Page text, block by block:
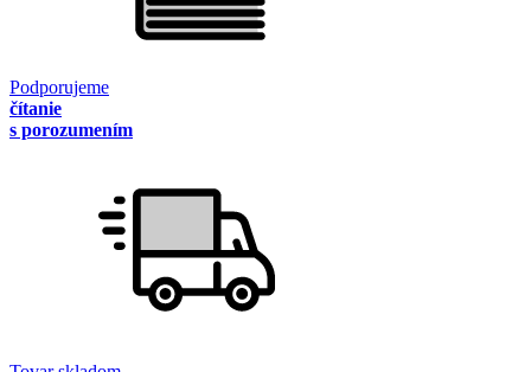
Podporujeme
čítanie
s porozumením